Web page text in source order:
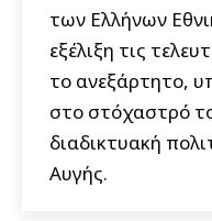
των Ελλήνων
εξέλιξη τις
το ανεξάρτητο,
στο στόχαστρό
διαδικτυακή
Αυγής.